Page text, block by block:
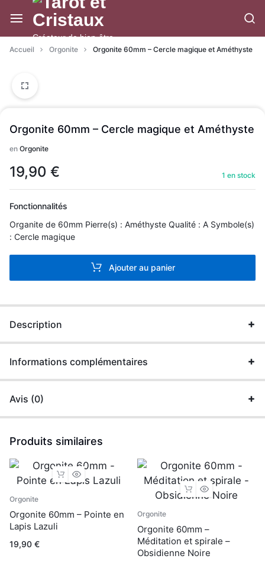
à/au
contenuCréateur de bien-être
Accueil Orgonite Orgonite 60mm – Cercle magique et Améthyste
Orgonite 60mm – Cercle magique et Améthyste
en Orgonite
19,90 € 1 en stock
Fonctionnalités
Organite de 60mm Pierre(s) : Améthyste Qualité : A Symbole(s)
: Cercle magique
Ajouter au panier
Description
Informations complémentaires
Avis (0)
Produits similaires
Orgonite
Orgonite 60mm – Pointe en
Lapis Lazuli
19,90 €
Orgonite
Orgonite 60mm –
Méditation et spirale –
Obsidienne Noire